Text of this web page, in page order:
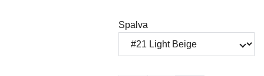
Spalva